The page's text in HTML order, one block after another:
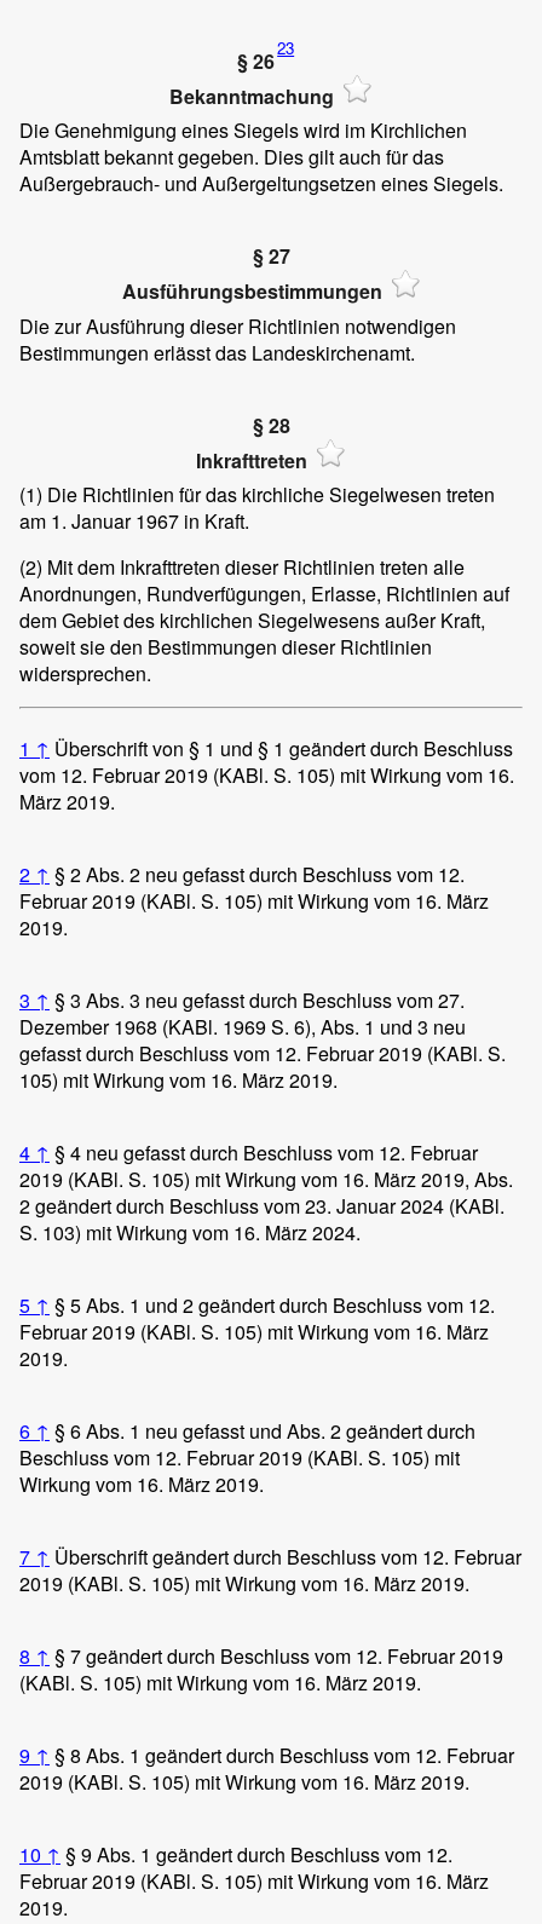
§ 2623
Bekanntmachung
Die Genehmigung eines Siegels wird im Kirchlichen
Amtsblatt bekannt gegeben. Dies gilt auch für das
Außergebrauch- und Außergeltungsetzen eines Siegels.
§ 27
Ausführungsbestimmungen
Die zur Ausführung dieser Richtlinien notwendigen
Bestimmungen erlässt das Landeskirchenamt.
§ 28
Inkrafttreten
(1) Die Richtlinien für das kirchliche Siegelwesen treten
am 1. Januar 1967 in Kraft.
(2) Mit dem Inkrafttreten dieser Richtlinien treten alle
Anordnungen, Rundverfügungen, Erlasse, Richtlinien auf
dem Gebiet des kirchlichen Siegelwesens außer Kraft,
soweit sie den Bestimmungen dieser Richtlinien
widersprechen.
1 ↑ Überschrift von § 1 und § 1 geändert durch Beschluss
vom 12. Februar 2019 (KABl. S. 105) mit Wirkung vom 16.
März 2019.
2 ↑ § 2 Abs. 2 neu gefasst durch Beschluss vom 12.
Februar 2019 (KABl. S. 105) mit Wirkung vom 16. März
2019.
3 ↑ § 3 Abs. 3 neu gefasst durch Beschluss vom 27.
Dezember 1968 (KABl. 1969 S. 6), Abs. 1 und 3 neu
gefasst durch Beschluss vom 12. Februar 2019 (KABl. S.
105) mit Wirkung vom 16. März 2019.
4 ↑ § 4 neu gefasst durch Beschluss vom 12. Februar
2019 (KABl. S. 105) mit Wirkung vom 16. März 2019, Abs.
2 geändert durch Beschluss vom 23. Januar 2024 (KABl.
S. 103) mit Wirkung vom 16. März 2024.
5 ↑ § 5 Abs. 1 und 2 geändert durch Beschluss vom 12.
Februar 2019 (KABl. S. 105) mit Wirkung vom 16. März
2019.
6 ↑ § 6 Abs. 1 neu gefasst und Abs. 2 geändert durch
Beschluss vom 12. Februar 2019 (KABl. S. 105) mit
Wirkung vom 16. März 2019.
7 ↑ Überschrift geändert durch Beschluss vom 12. Februar
2019 (KABl. S. 105) mit Wirkung vom 16. März 2019.
8 ↑ § 7 geändert durch Beschluss vom 12. Februar 2019
(KABl. S. 105) mit Wirkung vom 16. März 2019.
9 ↑ § 8 Abs. 1 geändert durch Beschluss vom 12. Februar
2019 (KABl. S. 105) mit Wirkung vom 16. März 2019.
10 ↑ § 9 Abs. 1 geändert durch Beschluss vom 12.
Februar 2019 (KABl. S. 105) mit Wirkung vom 16. März
2019.